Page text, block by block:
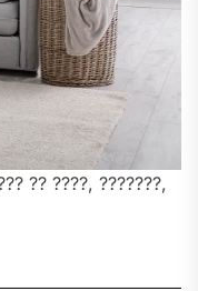
?? ????, ???????,